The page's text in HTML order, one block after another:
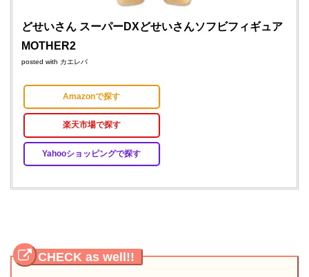
どせいさん スーパーDXどせいさんソフビフィギュア
MOTHER2
posted with カエレバ
Amazonで探す
楽天市場で探す
Yahooショッピングで探す